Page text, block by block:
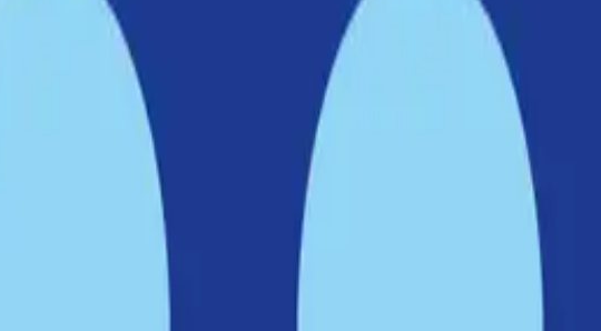
för att utvecklas till en modern marin nod, samtidigt som området öppnas upp
Dessutom ger satsningen en betydande miljöförbättring genom
som ger flera fördelar. Dels frigör det plats i Moranviken för fler båtplatser
som är en viktig del av Nackas marina miljö, kommer att gynnas av att vattnet